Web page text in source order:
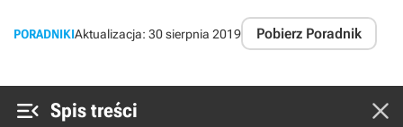
PORADNIKIAktualizacja: 30 sierpnia 2019 Pobierz Poradnik
 Spis treści 